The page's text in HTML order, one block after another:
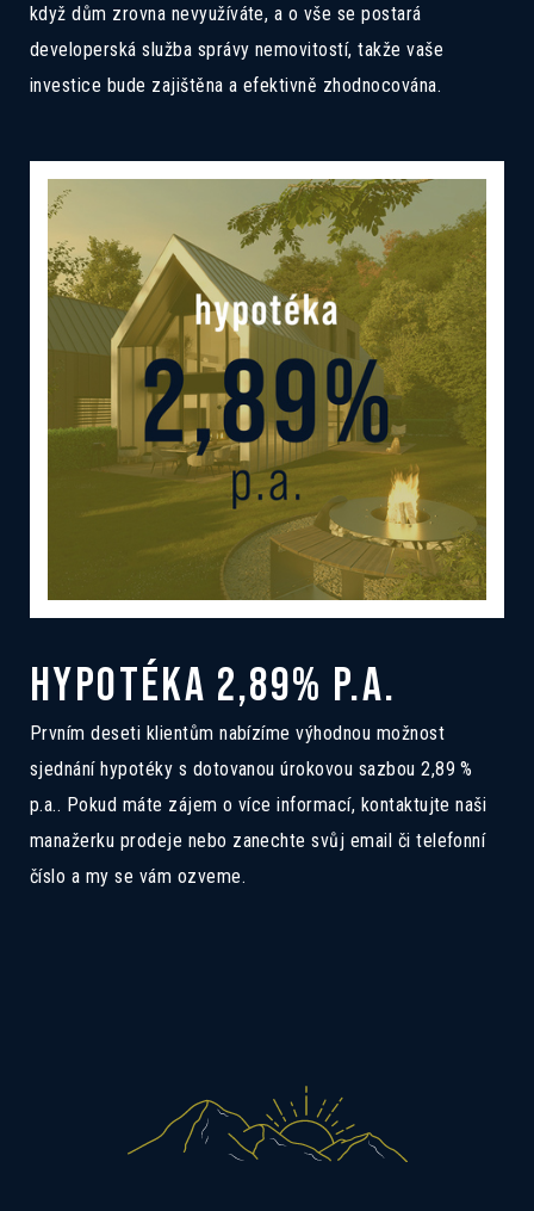
když dům zrovna nevyužíváte, a o vše se postará
developerská služba správy nemovitostí, takže vaše
investice bude zajištěna a efektivně zhodnocována.
HYPOTÉKA 2,89% P.A.
Prvním deseti klientům nabízíme výhodnou možnost
sjednání hypotéky s dotovanou úrokovou sazbou 2,89 %
p.a.. Pokud máte zájem o více informací, kontaktujte naši
manažerku prodeje nebo zanechte svůj email či telefonní
číslo a my se vám ozveme.
4B
Pokud Vás zajímá tento dům, ozvěte se
nám a rádi Vás seznámíme se všemi
možnostmi.